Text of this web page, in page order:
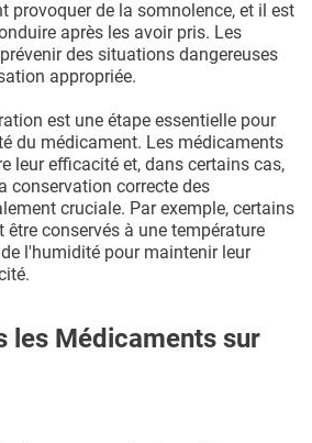
provoquer de la somnolence, et il est
après les avoir pris. Les
des situations dangereuses
appropriée.
est une étape essentielle pour
du médicament. Les médicaments
leur efficacité et, dans certains cas,
conservation correcte des
cruciale. Par exemple, certains
conservés à une température
l'humidité pour maintenir leur
les Médicaments sur